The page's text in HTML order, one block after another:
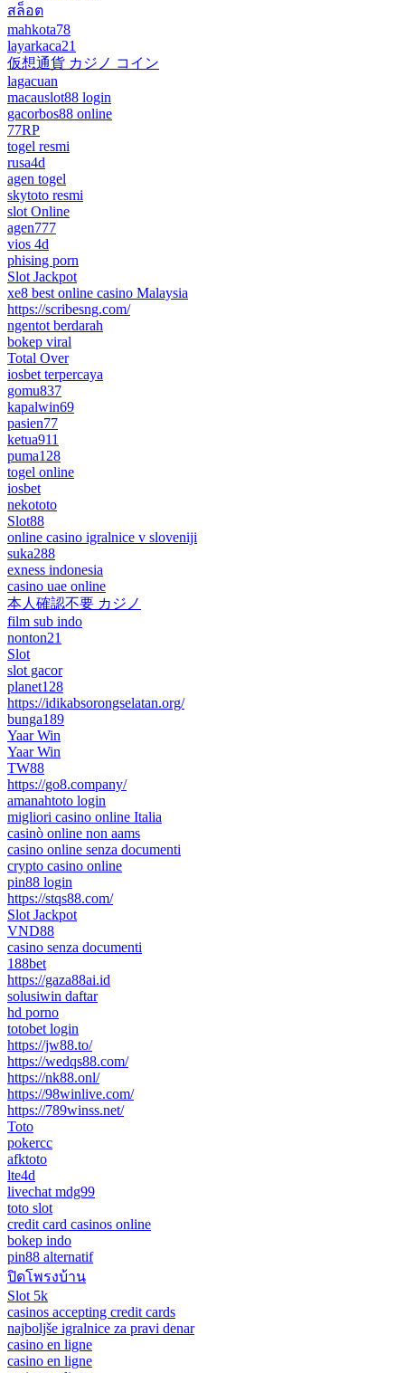
สล็อต
mahkota78
layarkaca21
仮想通貨 カジノ コイン
lagacuan
macauslot88 login
gacorbos88 online
77RP
togel resmi
rusa4d
agen togel
skytoto resmi
slot Online
agen777
vios 4d
phising porn
Slot Jackpot
xe8 best online casino Malaysia
https://scribesng.com/
ngentot berdarah
bokep viral
Total Over
iosbet terpercaya
gomu837
kapalwin69
pasien77
ketua911
puma128
togel online
iosbet
nekototo
Slot88
online casino igralnice v sloveniji
suka288
exness indonesia
casino uae online
本人確認不要 カジノ
film sub indo
nonton21
Slot
slot gacor
planet128
https://idikabsorongselatan.org/
bunga189
Yaar Win
Yaar Win
TW88
https://go8.company/
amanahtoto login
migliori casino online Italia
casinò online non aams
casino online senza documenti
crypto casino online
pin88 login
https://stqs88.com/
Slot Jackpot
VND88
casino senza documenti
188bet
https://gaza88ai.id
solusiwin daftar
hd porno
totobet login
https://jw88.to/
https://wedqs88.com/
https://nk88.onl/
https://98winlive.com/
https://789winss.net/
Toto
pokercc
afktoto
lte4d
livechat mdg99
toto slot
credit card casinos online
bokep indo
pin88 alternatif
ปิดโพรงบ้าน
Slot 5k
casinos accepting credit cards
najboljše igralnice za pravi denar
casino en ligne
casino en ligne